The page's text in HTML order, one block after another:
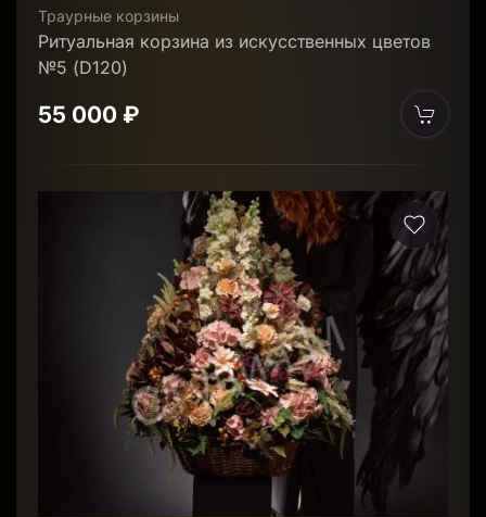
Траурные корзины
Ритуальная корзина из искусственных цветов
№5 (D120)
55 000 ₽